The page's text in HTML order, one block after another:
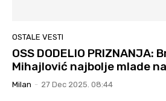
OSTALE VESTI
OSS DODELIO PRIZNANJA:
Mihajlović najbolje mlade
Milan - 27 Dec 2025. 08:44